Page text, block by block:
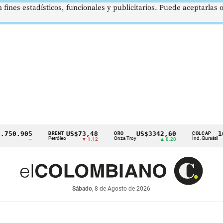
BRENT
Petróleo
US$73,48
▼ 1.12
ORO
Onza Troy
US$3342,60 COLCAP
Índ. Bursátil
Sábado, 8 de Agosto de 2026
estadísticos, funcionales y publicitarios. Puede aceptarlas